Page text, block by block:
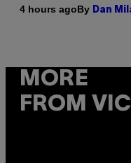
4 hours agoBy Dan
MORE
FROM